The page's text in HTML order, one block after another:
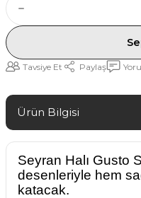
Tavsiye Et Paylaş
Ürün Bilgisi
Seyran Halı Gusto
desenleriyle hem
katacak.